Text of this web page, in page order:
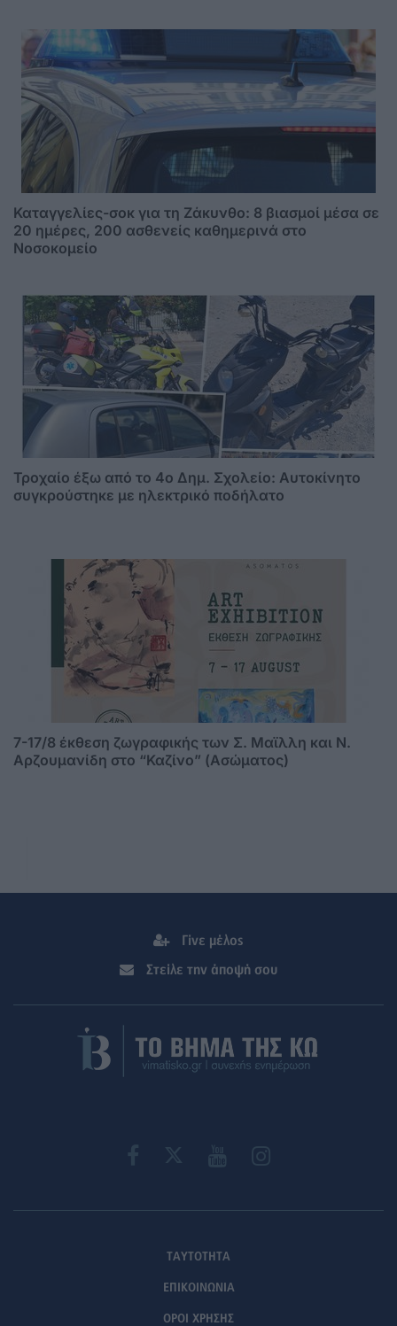
Καταγγελίες-σοκ για τη Ζάκυνθο: 8 βιασμοί μέσα σε
20 ημέρες, 200 ασθενείς καθημερινά στο
Νοσοκομείο
Τροχαίο έξω από το 4ο Δημ. Σχολείο: Αυτοκίνητο
συγκρούστηκε με ηλεκτρικό ποδήλατο
7-17/8 έκθεση ζωγραφικής των Σ. Μαϊλλη και Ν.
Αρζουμανίδη στο “Καζίνο” (Ασώματος)
Γίνε μέλος
Στείλε την άποψή σου
ΤΑΥΤΟΤΗΤΑ
ΕΠΙΚΟΙΝΩΝΙΑ
ΟΡΟΙ ΧΡΗΣΗΣ